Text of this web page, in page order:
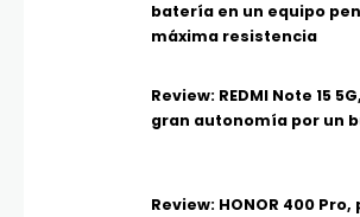
batería en un equipo
máxima resistencia
Review: REDMI Note 15
gran autonomía por un
Review: HONOR 400